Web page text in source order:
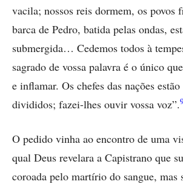
vacila; nossos reis dormem, os povos
barca de Pedro, batida pelas ondas,
submergida… Cedemos todos à
sagrado de vossa palavra é o único
e inflamar. Os chefes das nações
divididos; fazei-lhes ouvir vossa voz”.
O pedido vinha ao encontro de uma
qual Deus revelara a Capistrano que
coroada pelo martírio do sangue, mas